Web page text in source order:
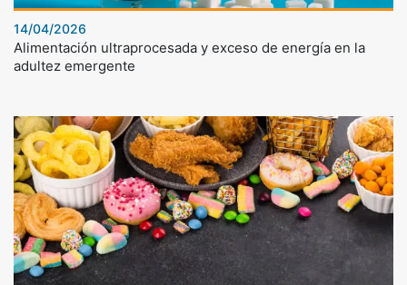
14/04/2026
Alimentación ultraprocesada y exceso de energía en la
adultez emergente